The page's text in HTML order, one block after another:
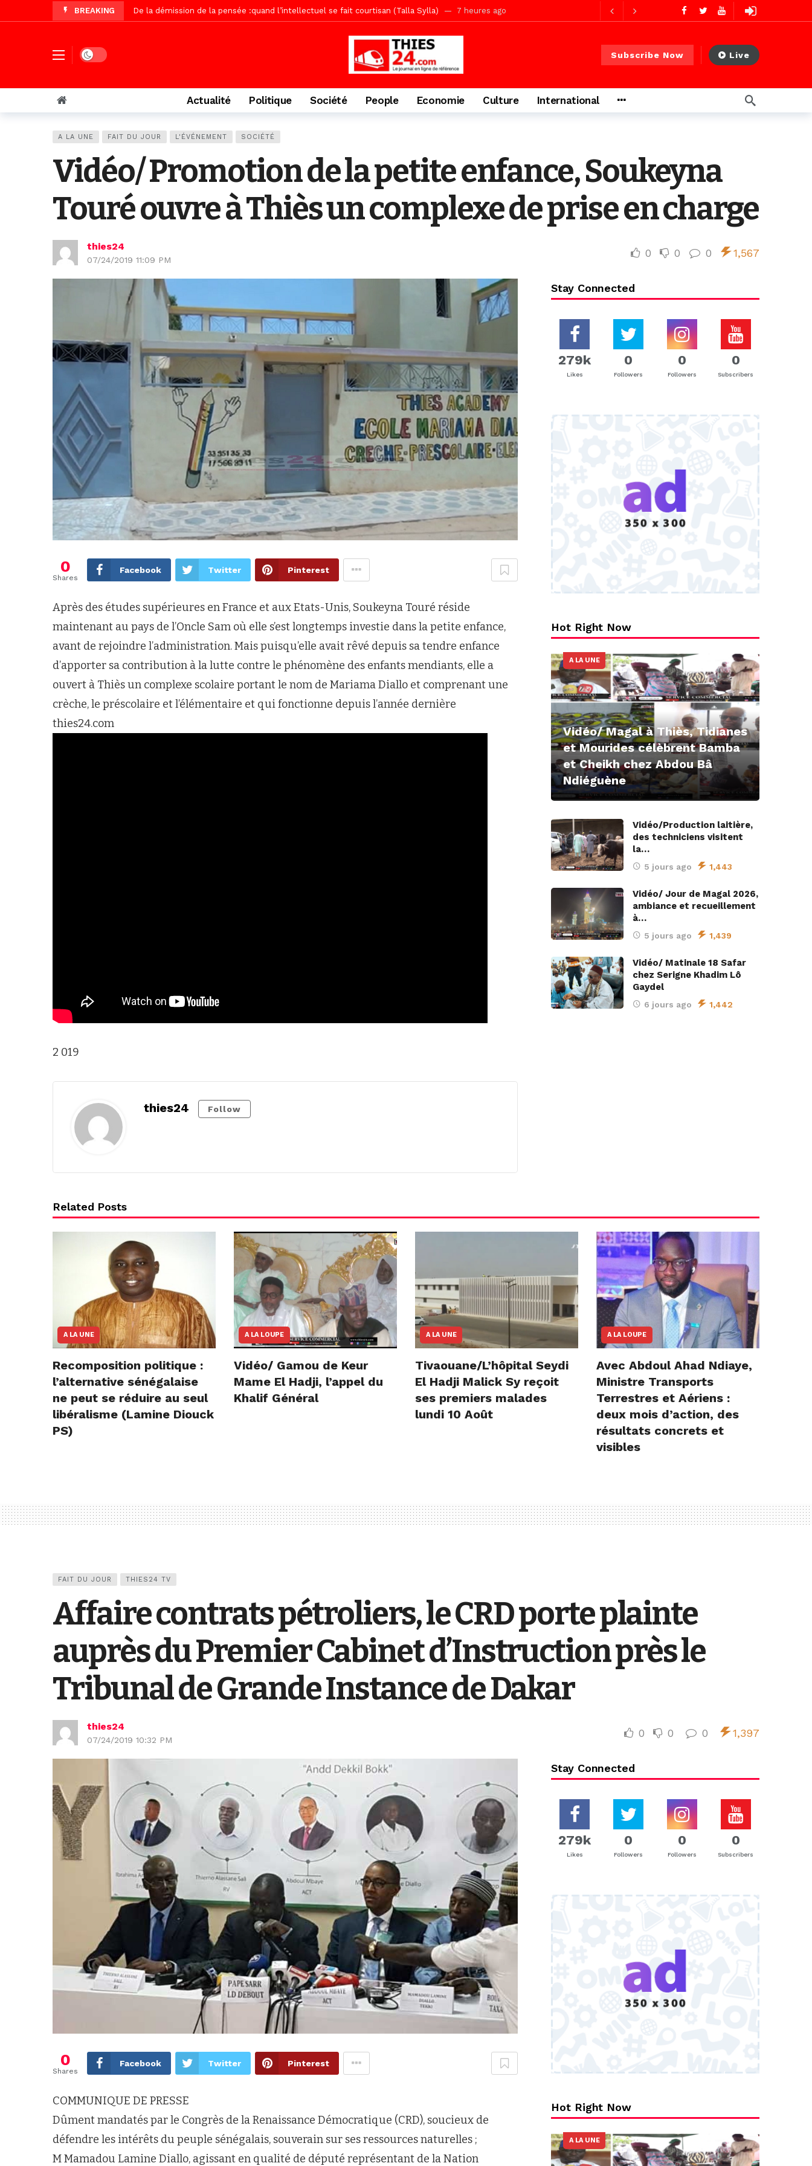
BREAKING Autoroute Dakar-Saint Louis, les récriminations des populations de Pambal 1 jour ago
« Le Parti, la Patrie et la Nation » (Par Moustapha SAMB Responsable de la formation doctorale au Cesti)
Affaire Pape Cheikh Diallo : La liste des bénéficiaires de non-lieu et des prévenus renvoyés en procès
Vidéo/ Magal 2026, le train a transporté 9.651 passagers, l’équivalent de 600 minibus 2 jours ago
Vidéo/ L’arrivée spectaculaire à la gare de Thiès, du dernier train en provenance de Touba 2 jours ago
Vidéo/Gamou Bakhdad chez Boroom Ndaam, sécurité, eau, au coeur des priorités
Adhésion du Mouvement citoyen « ZIGUINCHOR REK » au parti KIIRAY – Les Patriotes Républicains 7 heures ago
Dark mode Subscribe Now Live
Actualité Politique Société People Economie Culture International
A LA UNE FAIT DU JOUR L'ÉVÉNEMENT SOCIÉTÉ
Vidéo/ Promotion de la petite enfance, Soukeyna
Touré ouvre à Thiès un complexe de prise en charge
thies24
07/24/2019 11:09 PM
0 0 0 1,567
0
Shares
Facebook Twitter Pinterest
Après des études supérieures en France et aux Etats-Unis, Soukeyna Touré réside
maintenant au pays de l’Oncle Sam où elle s’est longtemps investie dans la petite enfance,
avant de rejoindre l’administration. Mais puisqu’elle avait rêvé depuis sa tendre enfance
d’apporter sa contribution à la lutte contre le phénomène des enfants mendiants, elle a
ouvert à Thiès un complexe scolaire portant le nom de Mariama Diallo et comprenant une
crèche, le préscolaire et l’élémentaire et qui fonctionne depuis l’année dernière
thies24.com
2 019
thies24 Follow
Stay Connected
279k
Likes
0
Followers
0
Followers
0
Subscribers
Hot Right Now
A LA UNE
Vidéo/ Magal à Thiès, Tidianes
et Mourides célèbrent Bamba
et Cheikh chez Abdou Bâ
Ndiéguène
Vidéo/Production laitière,
des techniciens visitent
la…
5 jours ago 1,443
Vidéo/ Jour de Magal 2026,
ambiance et recueillement
à…
5 jours ago 1,439
Vidéo/ Matinale 18 Safar
chez Serigne Khadim Lô
Gaydel
6 jours ago 1,442
Related Posts
A LA UNE
Recomposition politique :
l’alternative sénégalaise
ne peut se réduire au seul
libéralisme (Lamine Diouck
PS)
A LA LOUPE
Vidéo/ Gamou de Keur
Mame El Hadji, l’appel du
Khalif Général
A LA UNE
Tivaouane/L’hôpital Seydi
El Hadji Malick Sy reçoit
ses premiers malades
lundi 10 Août
A LA LOUPE
Avec Abdoul Ahad Ndiaye,
Ministre Transports
Terrestres et Aériens :
deux mois d’action, des
résultats concrets et
visibles
FAIT DU JOUR THIES24 TV
Affaire contrats pétroliers, le CRD porte plainte
auprès du Premier Cabinet d’Instruction près le
Tribunal de Grande Instance de Dakar
thies24
07/24/2019 10:32 PM
0 0 0 1,397
0
Shares
Facebook Twitter Pinterest
COMMUNIQUE DE PRESSE
Dûment mandatés par le Congrès de la Renaissance Démocratique (CRD), soucieux de
défendre les intérêts du peuple sénégalais, souverain sur ses ressources naturelles ;
M Mamadou Lamine Diallo, agissant en qualité de député représentant de la Nation
Stay Connected
279k
Likes
0
Followers
0
Followers
0
Subscribers
Hot Right Now
A LA UNE